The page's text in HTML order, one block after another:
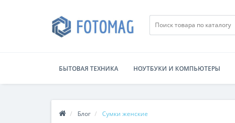
БЫТОВАЯ ТЕХНИКА НОУТБУКИ И КОМПЬЮТЕРЫ
Блог Сумки женские